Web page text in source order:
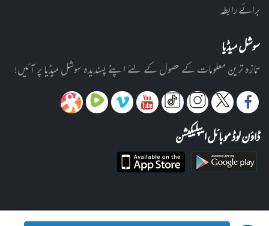
برائے رابطہ
سوشل میڈیا
تازہ ترین معلومات کے حصول کے لئے اپنے پسندیدہ سوشل میڈیا پر آئیں!
ڈاؤن لوڈ موبائل ایپلیکیشن